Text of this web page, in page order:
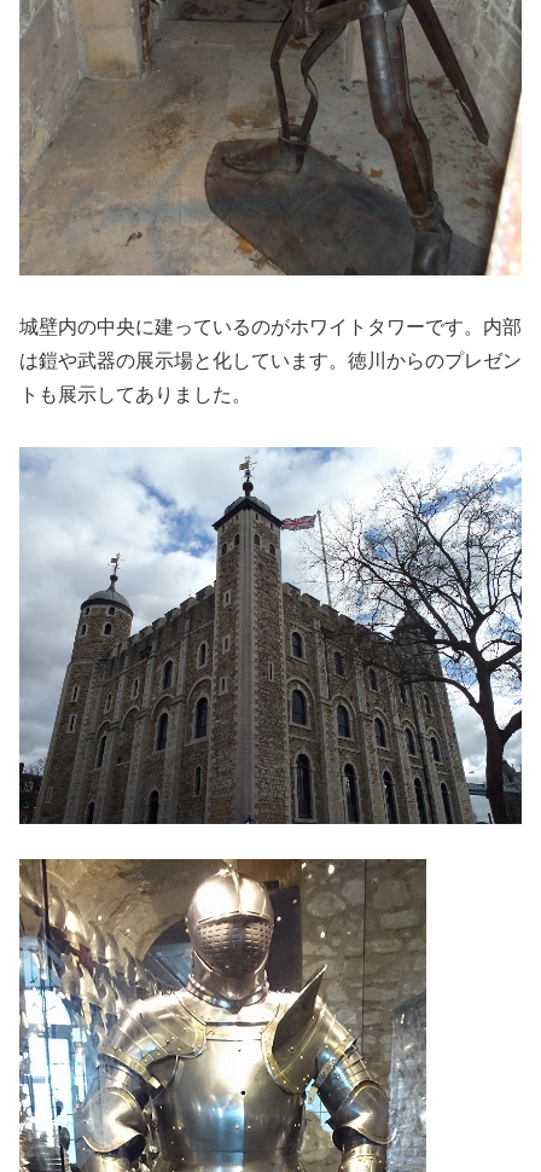
城壁内の中央に建っているのがホワイトタワーです。内部
は鎧や武器の展示場と化しています。徳川からのプレゼン
トも展示してありました。